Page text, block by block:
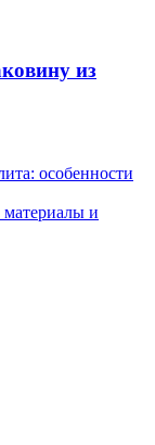
из
особенности
и